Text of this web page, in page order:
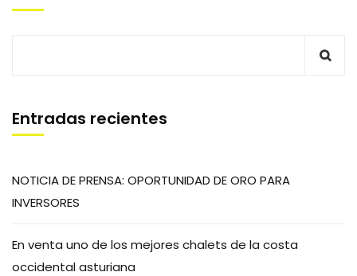
Entradas recientes
NOTICIA DE PRENSA: OPORTUNIDAD DE ORO PARA
INVERSORES
En venta uno de los mejores chalets de la costa
occidental asturiana